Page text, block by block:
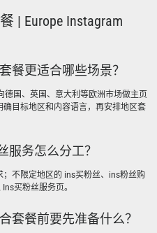
| Europe Instagram
餐更适合哪些场景？
国、英国、意大利等欧洲市场做主页
目标地区和内容语言，再安排地区套
服务怎么分工？
不限定地区的 ins买粉丝、ins粉丝购
买粉丝服务页。
套餐前要先准备什么？